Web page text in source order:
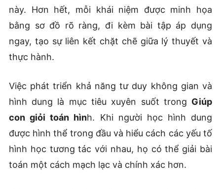
này. Hơn hết, mỗi khái niệm được minh họa
bằng sơ đồ rõ ràng, đi kèm bài tập áp dụng
ngay, tạo sự liên kết chặt chẽ giữa lý thuyết và
thực hành.
Việc phát triển khả năng tư duy không gian và
hình dung là mục tiêu xuyên suốt trong Giúp
con giỏi toán hình. Khi người học hình dung
được hình thể trong đầu và hiểu cách các yếu tố
hình học tương tác với nhau, họ có thể giải bài
toán một cách mạch lạc và chính xác hơn.